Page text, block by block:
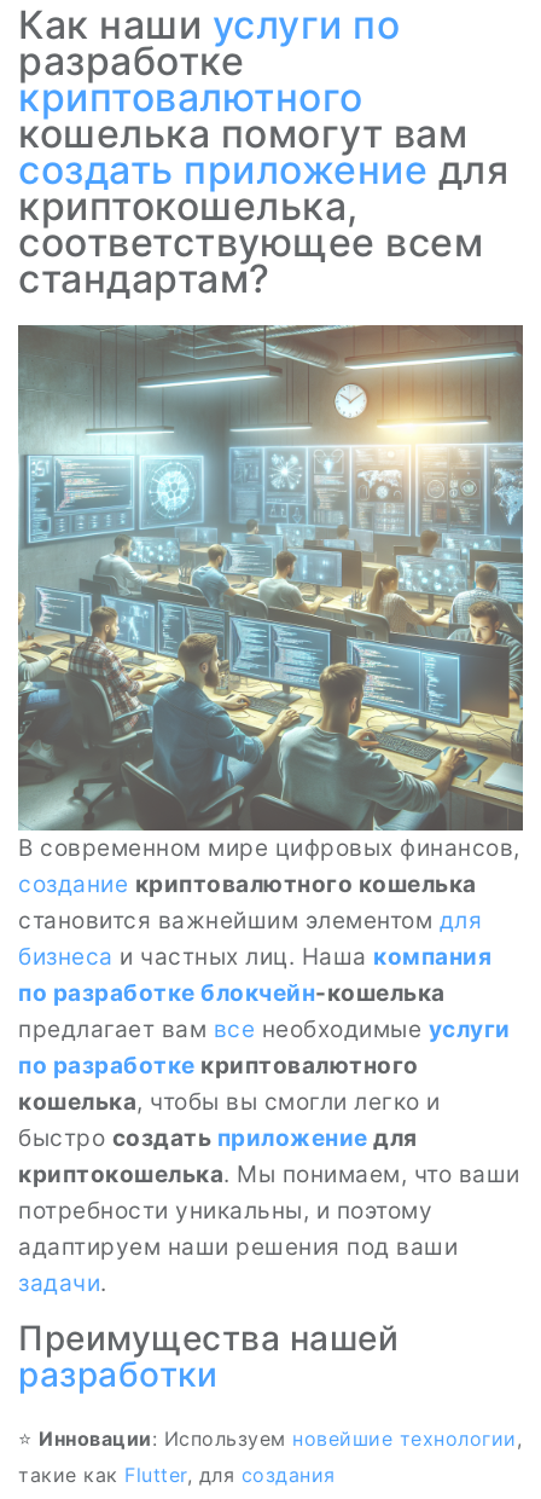
Как наши услуги по
разработке
криптовалютного
кошелька помогут вам
создать приложение для
криптокошелька,
соответствующее всем
стандартам?
В современном мире цифровых финансов,
создание криптовалютного кошелька
становится важнейшим элементом для
бизнеса и частных лиц. Наша компания
по разработке блокчейн-кошелька
предлагает вам все необходимые услуги
по разработке криптовалютного
кошелька, чтобы вы смогли легко и
быстро создать приложение для
криптокошелька. Мы понимаем, что ваши
потребности уникальны, и поэтому
адаптируем наши решения под ваши
задачи.
Преимущества нашей
разработки
⭐ Инновации: Используем новейшие технологии,
такие как Flutter, для создания